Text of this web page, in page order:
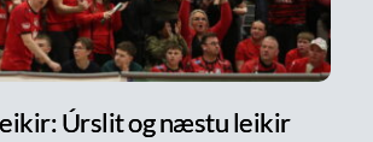
Úrslit og næstu leikir